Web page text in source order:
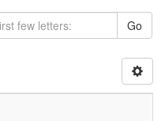
Go